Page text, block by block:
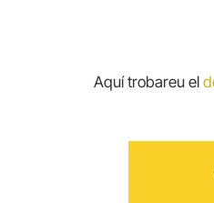
Aquí trobareu el